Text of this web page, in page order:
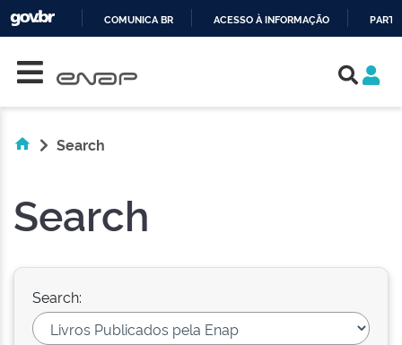
COMUNICA BR ACESSO À INFORMAÇÃO
Search
Search
Search: